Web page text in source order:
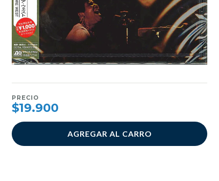
PRECIO
$19.900
AGREGAR AL CARRO